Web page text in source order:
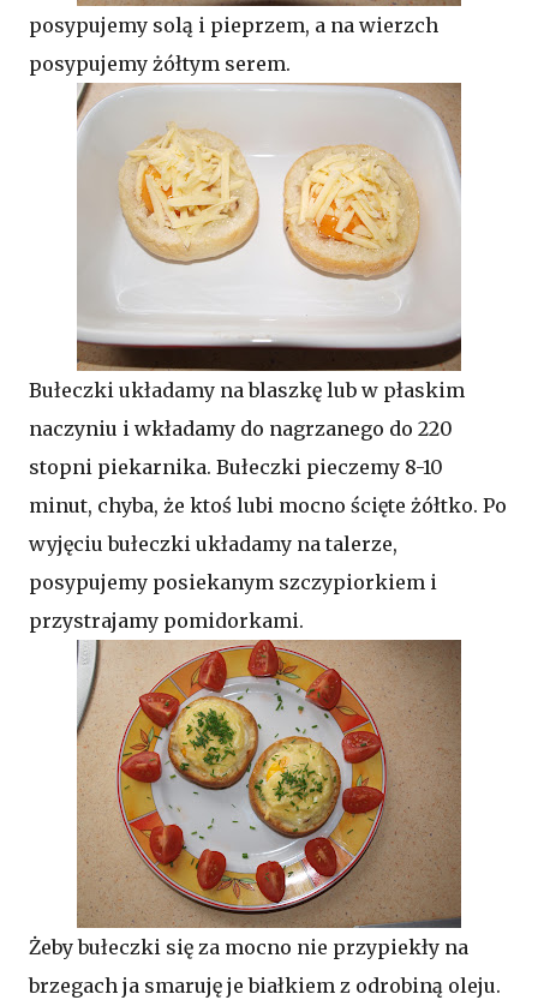
posypujemy solą i pieprzem, a na wierzch
posypujemy żółtym serem.
Bułeczki układamy na blaszkę lub w płaskim
naczyniu i wkładamy do nagrzanego do 220
stopni piekarnika. Bułeczki pieczemy 8-10
minut, chyba, że ktoś lubi mocno ścięte żółtko. Po
wyjęciu bułeczki układamy na talerze,
posypujemy posiekanym szczypiorkiem i
przystrajamy pomidorkami.
Żeby bułeczki się za mocno nie przypiekły na
brzegach ja smaruję je białkiem z odrobiną oleju.